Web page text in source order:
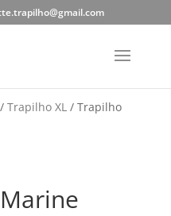
/ Trapilho XL/ Trapilho